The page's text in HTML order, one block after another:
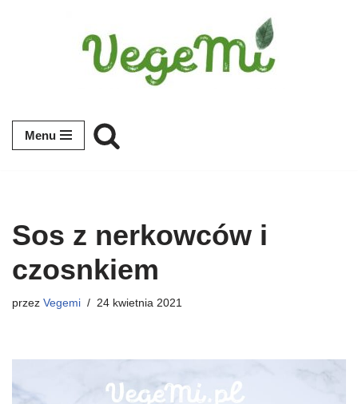
Menu
Sos z nerkowców i
czosnkiem
przez Vegemi 24 kwietnia 2021